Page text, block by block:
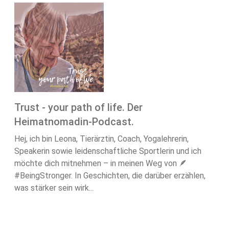
Trust - your path of life. Der
Heimatnomadin-Podcast.
Hej, ich bin Leona, Tierärztin, Coach, Yogalehrerin,
Speakerin sowie leidenschaftliche Sportlerin und ich
möchte dich mitnehmen – in meinen Weg von 🪶
#BeingStronger. In Geschichten, die darüber erzählen,
was stärker sein wirk...